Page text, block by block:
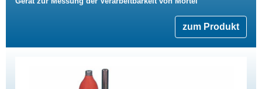
zum Produkt